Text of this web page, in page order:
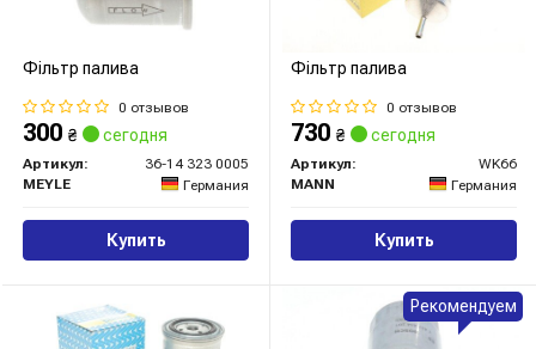
Фільтр палива
0 отзывов
300 ₴ сегодня
Артикул:
36-14 323 0005
MEYLE
Германия
Купить
Фільтр палива
0 отзывов
730 ₴ сегодня
Артикул:
WK66
MANN
Германия
Купить
Рекомендуем